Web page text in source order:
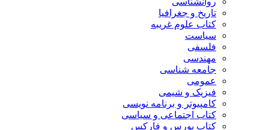
تاریخ و جغرافیا
کتاب علوم غریبه
سیاست
فلسفی
مهندسی
جامعه شناسی
عمومی
فیزیک و شیمی
کامپیوتر و برنامه نویسی
کتاب اجتماعی و سیاسی
کتاب بورس و فارکس